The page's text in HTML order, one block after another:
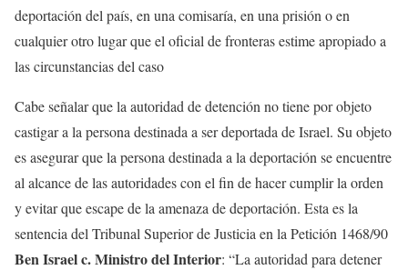
deportación del país, en una comisaría, en una prisión o en
cualquier otro lugar que el oficial de fronteras estime apropiado a
las circunstancias del caso
Cabe señalar que la autoridad de detención no tiene por objeto
castigar a la persona destinada a ser deportada de Israel. Su objeto
es asegurar que la persona destinada a la deportación se encuentre
al alcance de las autoridades con el fin de hacer cumplir la orden
y evitar que escape de la amenaza de deportación. Esta es la
sentencia del Tribunal Superior de Justicia en la Petición 1468/90
Ben Israel c. Ministro del Interior: “La autoridad para detener